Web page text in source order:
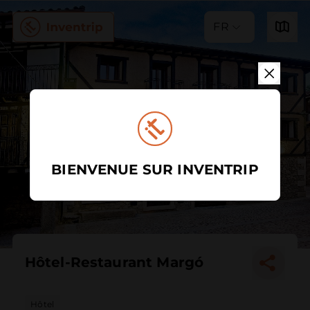
FR
Hôtel-Restaurant Margó
Hôtel
BIENVENUE SUR INVENTRIP